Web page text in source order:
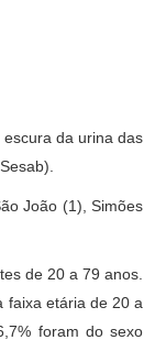
da urina das
João (1), Simões
de 20 a 79 anos.
faixa etária de 20 a
foram do sexo